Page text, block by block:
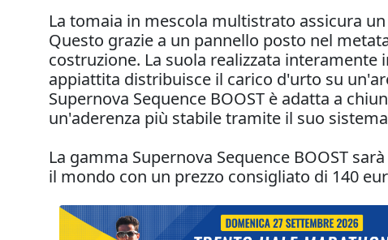
La tomaia in mescola multistrato assicura
Questo grazie a un pannello posto nel
costruzione. La suola realizzata
appiattita distribuisce il carico d'urto su
Supernova Sequence BOOST è adatta a
un'aderenza più stabile tramite il suo
La gamma Supernova Sequence BOOST
il mondo con un prezzo consigliato di 140